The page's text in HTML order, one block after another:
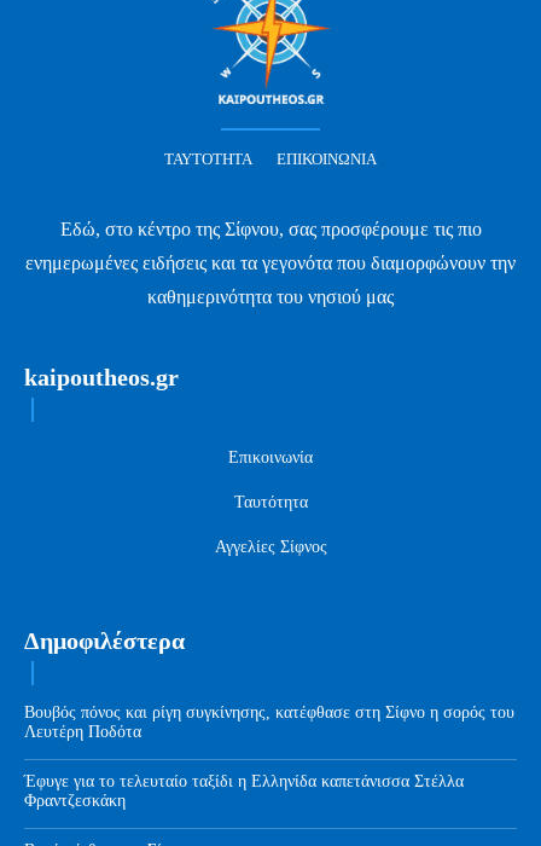
ΤΑΥΤΌΤΗΤΑ ΕΠΙΚΟΙΝΩΝΊΑ
Εδώ, στο κέντρο της Σίφνου, σας προσφέρουμε τις πιο
ενημερωμένες ειδήσεις και τα γεγονότα που διαμορφώνουν την
καθημερινότητα του νησιού μας
kaipoutheos.gr
Επικοινωνία
Ταυτότητα
Αγγελίες Σίφνος
Δημοφιλέστερα
Βουβός πόνος και ρίγη συγκίνησης, κατέφθασε στη Σίφνο η σορός του
Λευτέρη Ποδότα
Έφυγε για το τελευταίο ταξίδι η Ελληνίδα καπετάνισσα Στέλλα
Φραντζεσκάκη